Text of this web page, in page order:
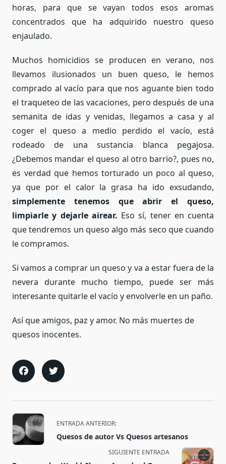
horas, para que se vayan todos esos aromas
concentrados que ha adquirido nuestro queso
enjaulado.
Muchos homicidios se producen en verano, nos
llevamos ilusionados un buen queso, le hemos
comprado al vacío para que nos aguante bien todo
el traqueteo de las vacaciones, pero después de una
semanita de idas y venidas, llegamos a casa y al
coger el queso a medio perdido el vacío, está
rodeado de una sustancia blanca pegajosa.
¿Debemos mandar el queso al otro barrio?, pues no,
es verdad que hemos torturado un poco al queso,
ya que por el calor la grasa ha ido exsudando,
simplemente tenemos que abrir el queso,
limpiarle y dejarle airear. Eso sí, tener en cuenta
que tendremos un queso algo más seco que cuando
le compramos.
Si vamos a comprar un queso y va a estar fuera de la
nevera durante mucho tiempo, puede ser más
interesante quitarle el vacío y envolverle en un paño.
Así que amigos, paz y amor. No más muertes de
quesos inocentes.
<span
class="nav-
subtitle
ENTRADA ANTERIOR:
Quesos de autor Vs Quesos artesanos
SIGUIENTE ENTRADA